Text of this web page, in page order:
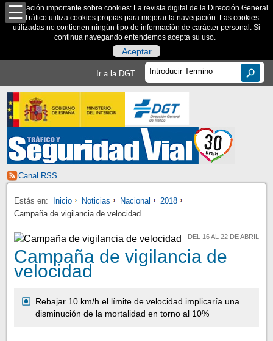
Información importante sobre cookies: La revista digital de la Dirección General
de Tráfico utiliza cookies propias para mejorar la navegación. Las cookies
utilizadas no contienen ningún tipo de información de carácter personal. Si
continua navegando entendemos acepta su uso.
Aceptar
Ir a la DGT
Canal RSS
Estás en: Inicio Noticias Nacional
2018
Campaña de vigilancia de velocidad
DEL 16 AL 22 DE ABRIL
Campaña de vigilancia de
velocidad
Rebajar 10 km/h el límite de velocidad implicaría una
disminución de la mortalidad en torno al 10%